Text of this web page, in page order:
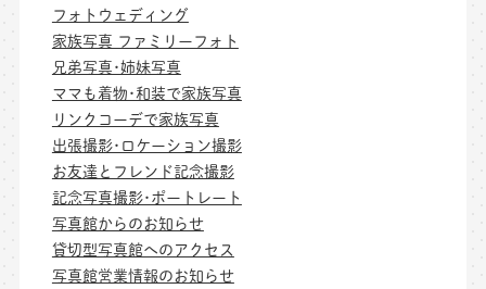
フォトウェディング
家族写真 ファミリーフォト
兄弟写真･姉妹写真
ママも着物･和装で家族写真
リンクコーデで家族写真
出張撮影･ロケーション撮影
お友達とフレンド記念撮影
記念写真撮影･ポートレート
写真館からのお知らせ
貸切型写真館へのアクセス
写真館営業情報のお知らせ